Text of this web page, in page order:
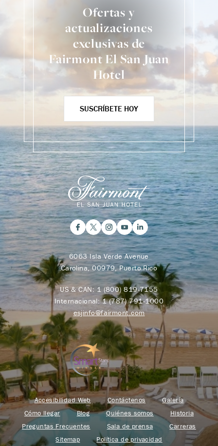
Ofertas y
actualizaciones
exclusivas de
Fairmont El San Juan
Hotel
SUSCRÍBETE HOY
6063 Isla Verde Avenue
Carolina, 00979, Puerto Rico
US & CAN: 1 (800) 819-7155
Internacional:1 (787) 791-1000
esjinfo@fairmont.com
Accesibilidad Web Contáctenos
Galería
Cómo llegar
Blog Quiénes somos
Historia
Preguntas Frecuentes
Sala de prensa
Carreras
Sitemap
Política de privacidad